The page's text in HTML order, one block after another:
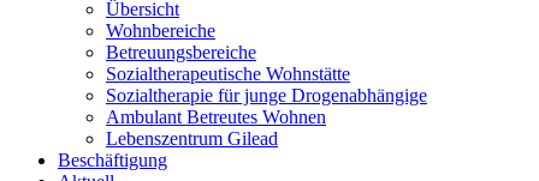
Übersicht
Wohnbereiche
Betreuungsbereiche
Sozialtherapeutische Wohnstätte
Sozialtherapie für junge Drogenabhängige
Ambulant Betreutes Wohnen
Lebenszentrum Gilead
Beschäftigung